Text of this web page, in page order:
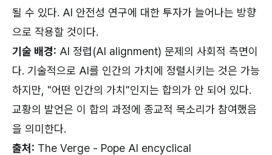
될 수 있다. AI 안전성 연구에 대한 투자가 늘어나는 방향
으로 작용할 것이다.
기술 배경: AI 정렵(AI alignment) 문제의 사회적 측면이
다. 기술적으로 AI를 인간의 가치에 정렬시키는 것은 가능
하지만, "어떤 인간의 가치"인지는 합의가 안 되어 있다.
교황의 발언은 이 합의 과정에 종교적 목소리가 참여했음
을 의미한다.
출처: The Verge - Pope AI encyclical